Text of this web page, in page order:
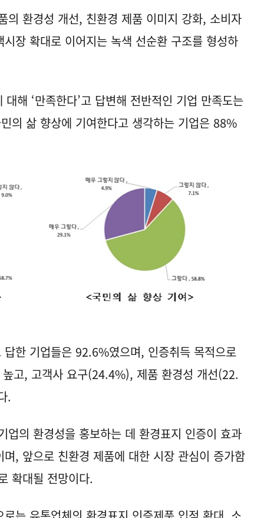
의 환경성 개선, 친환경 제품 이미지 강화, 소비자
장 확대로 이어지는 녹색 선순환 구조를 형성하
해 ‘만족한다’고 답변해 전반적인 기업 만족도는
의 삶 향상에 기여한다고 생각하는 기업은 88%
한 기업들은 92.6%였으며, 인증취득 목적으로
고, 고객사 요구(24.4%), 제품 환경성 개선(22.
.
업의 환경성을 홍보하는 데 환경표지 인증이 효과
, 앞으로 친환경 제품에 대한 시장 관심이 증가함
확대될 전망이다.